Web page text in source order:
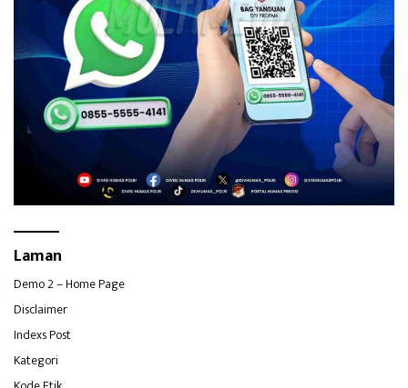
Laman
Demo 2 – Home Page
Disclaimer
Indexs Post
Kategori